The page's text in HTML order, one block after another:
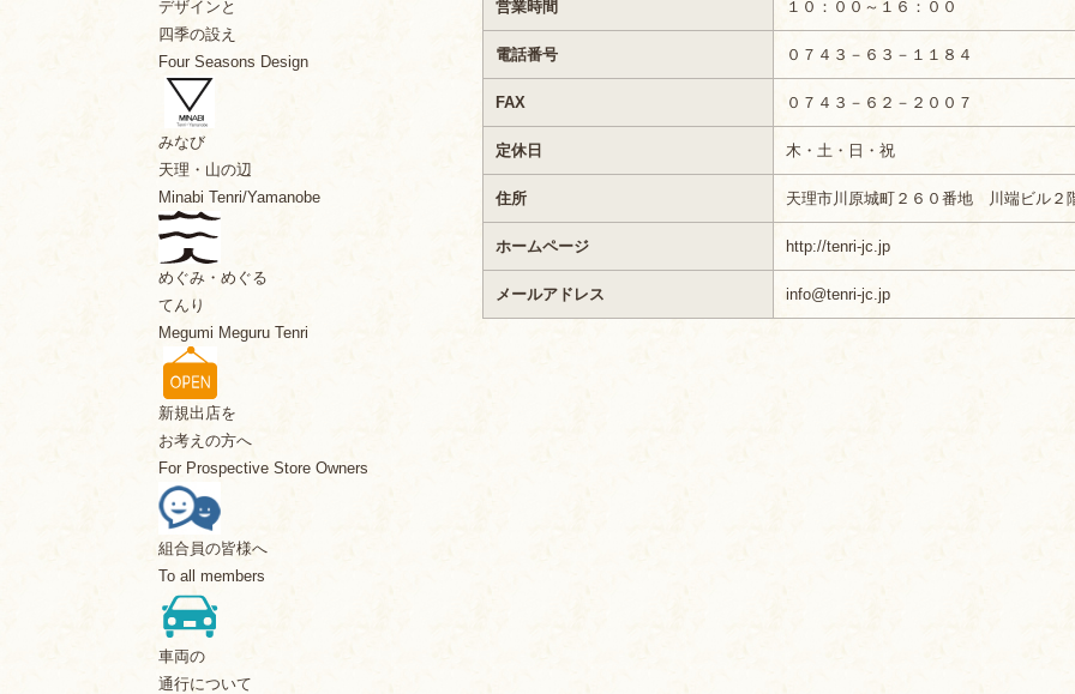
営業時間 １０：００～１６：００
電話番号 ０７４３－６３－１１８４
FAX ０７４３－６２－２００７
定休日 木・土・日・祝
住所 天理市川原城町２６０番地 川端ビル２
ホームページ http://tenri-jc.jp
メールアドレス info@tenri-jc.jp
デザインと
四季の設え
Four Seasons Design
みなび
天理・山の辺
Minabi Tenri/Yamanobe
めぐみ・めぐる
てんり
Megumi Meguru Tenri
新規出店を
お考えの方へ
For Prospective Store Owners
組合員の皆様へ
To all members
車両の
通行について